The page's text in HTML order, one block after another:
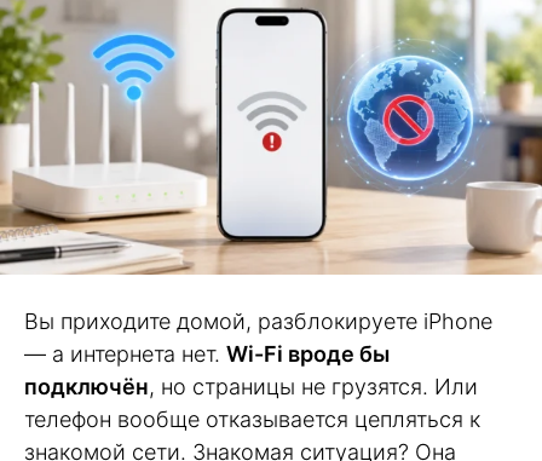
Вы приходите домой, разблокируете iPhone
— а интернета нет. Wi-Fi вроде бы
подключён, но страницы не грузятся. Или
телефон вообще отказывается цепляться к
знакомой сети. Знакомая ситуация? Она